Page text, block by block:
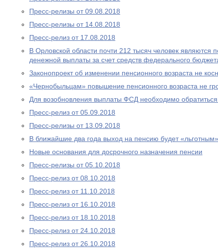
Пресс-релизы от 09.08.2018
Пресс-релизы от 14.08.2018
Пресс-релиз от 17.08.2018
В Орловской области почти 212 тысяч человек являются
денежной выплаты за счет средств федерального
Законопроект об изменении пенсионного возраста не
«Чернобыльцам» повышение пенсионного возраста не
Для возобновления выплаты ФСД необходимо
Пресс-релиз от 05.09.2018
Пресс-релизы от 13.09.2018
В ближайшие два года выход на пенсию будет «льготным»
Новые основания для досрочного назначения пенсии
Пресс-релизы от 05.10.2018
Пресс-релиз от 08.10.2018
Пресс-релиз от 11.10.2018
Пресс-релиз от 16.10.2018
Пресс-релиз от 18.10.2018
Пресс-релиз от 24.10.2018
Пресс-релиз от 26.10.2018